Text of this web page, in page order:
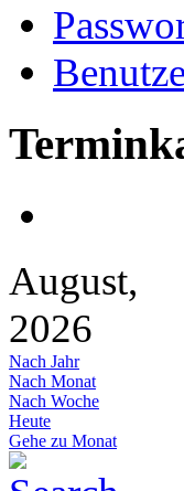
August,
2026
Nach Jahr
Nach Monat
Nach Woche
Heute
Gehe zu Monat